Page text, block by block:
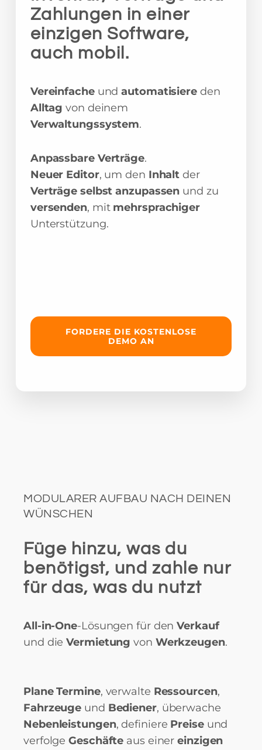
Zahlungen in einer
einzigen Software,
auch mobil.
Vereinfache undautomatisiere den
Alltagvon deinem
Verwaltungssystem.
Anpassbare Verträge.
Neuer Editor, um den Inhalt der
Verträge selbst anzupassen und zu
versenden, mit mehrsprachiger
Unterstützung.
FORDERE DIE KOSTENLOSE
DEMO AN
MODULARER AUFBAU NACH DEINEN
WÜNSCHEN
Füge hinzu, was du
benötigst, und zahle nur
für das, was du nutzt
All-in-One-Lösungen für denVerkauf
und dieVermietungvon Werkzeugen.
Plane Termine, verwalte Ressourcen,
Fahrzeuge und Bediener, überwache
Nebenleistungen, definiere Preise und
verfolgeGeschäfte aus einereinzigen